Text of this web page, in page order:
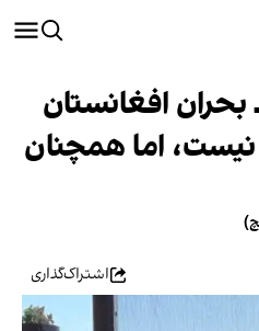
افغانستان
نیست، اما همچنان
اشتراک‌گذاری